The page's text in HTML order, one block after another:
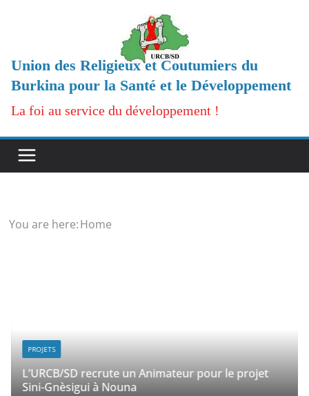
Union des Religieux et Coutumiers du
Burkina pour la Santé et le Développement
La foi au service du développement !
You are here:Home
PROJETS
L’URCB/SD recrute un Animateur pour le projet
Sini-Gnèsigui à Nouna